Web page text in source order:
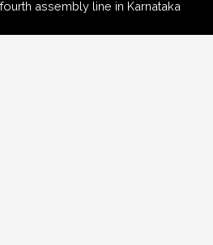
assembly line in Karnataka